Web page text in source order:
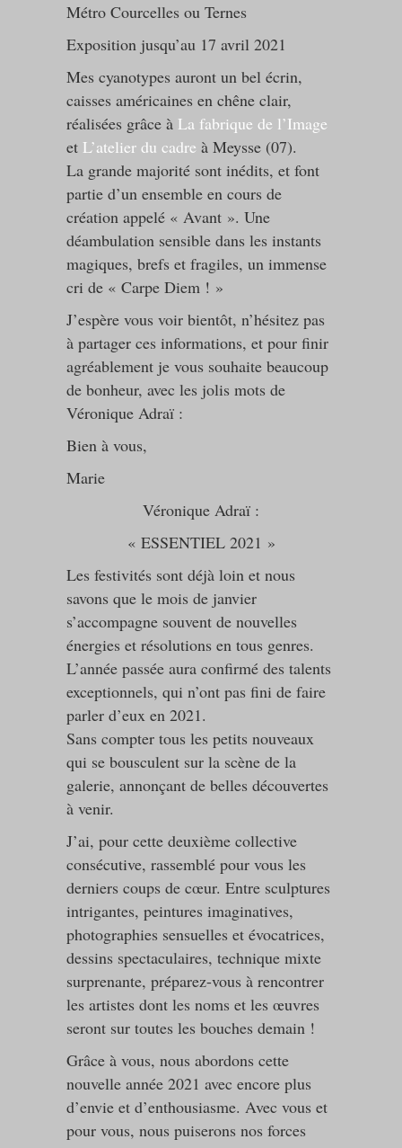
Métro Courcelles ou Ternes
Exposition jusqu’au 17 avril 2021
Mes cyanotypes auront un bel écrin,
caisses américaines en chêne clair,
réalisées grâce à La fabrique de l’Image
et L’atelier du cadre à Meysse (07).
La grande majorité sont inédits, et font
partie d’un ensemble en cours de
création appelé « Avant ». Une
déambulation sensible dans les instants
magiques, brefs et fragiles, un immense
cri de « Carpe Diem ! »
J’espère vous voir bientôt, n’hésitez pas
à partager ces informations, et pour finir
agréablement je vous souhaite beaucoup
de bonheur, avec les jolis mots de
Véronique Adraï :
Bien à vous,
Marie
Véronique Adraï :
« ESSENTIEL 2021 »
Les festivités sont déjà loin et nous
savons que le mois de janvier
s’accompagne souvent de nouvelles
énergies et résolutions en tous genres.
L’année passée aura confirmé des talents
exceptionnels, qui n’ont pas fini de faire
parler d’eux en 2021.
Sans compter tous les petits nouveaux
qui se bousculent sur la scène de la
galerie, annonçant de belles découvertes
à venir.
J’ai, pour cette deuxième collective
consécutive, rassemblé pour vous les
derniers coups de cœur. Entre sculptures
intrigantes, peintures imaginatives,
photographies sensuelles et évocatrices,
dessins spectaculaires, technique mixte
surprenante, préparez-vous à rencontrer
les artistes dont les noms et les œuvres
seront sur toutes les bouches demain !
Grâce à vous, nous abordons cette
nouvelle année 2021 avec encore plus
d’envie et d’enthousiasme. Avec vous et
pour vous, nous puiserons nos forces